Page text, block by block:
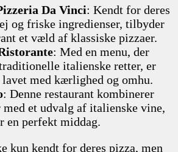
Da Vinci: Kendt for deres
og friske ingredienser, tilbyder
et væld af klassiske pizzaer.
: Med en menu, der
italienske retter, er
lavet med kærlighed og omhu.
: Denne restaurant kombinerer
et udvalg af italienske vine,
en perfekt middag.
kun kendt for deres pizza, men